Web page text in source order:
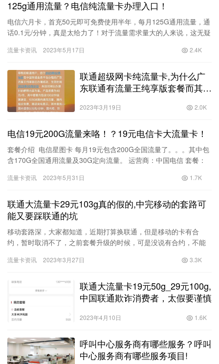
125g通用流量？电信纯流量卡办理入口！
电信六月卡，首充50元即可免费使用半年，每月125G通用流量，通
话0.1元/分钟，真是太给力了！对于流量需求量大的人来说，这无疑
流量卡资讯 2023年5月17日 2.4K
联通超级网卡纯流量卡,为什么广
东联通有流量王纯享版套餐而其他
2023年3月19日 2.0K
电信19元200G流量来咯！？19元电信卡大流量卡！
套餐介绍 电信星图卡 每月19元包含200G全国流量了。。。其中包
含170G全国通用流量及30G定向流量。 运营商：中国电信 套餐：
流量卡资讯 2023年5月31日 1.7K
联通大流量卡29元103g真的假的,中完移动的套路可
能又要踩联通的坑
移动套路深，大家都知道，近期打算换联通，但是移动的卡有合
约，暂时取消不了，之前套餐升级的时候，可是没说有合约，不能
做活动，…
流量卡资讯 2023年3月27日 3.3K
联通大流量卡19元50g_29元100g,
中国联通欺诈消费者，太假要谨慎
2023年4月10日 1.6K
呼叫中心服务商有哪些服务？呼叫
中心服务商有哪些服务项目!